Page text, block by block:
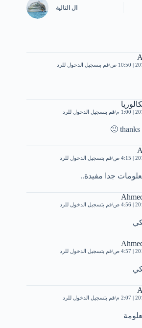
ال التالية
قم بتسجيل الدخول للرد
قم بتسجيل الدخول للرد
thanks
قم بتسجيل الدخول للرد
‏جدا‏ ‏مفيدة..
قم بتسجيل الدخول للرد
قم بتسجيل الدخول للرد
قم بتسجيل الدخول للرد